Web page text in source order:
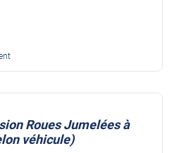
Roues Jumelées à
véhicule)